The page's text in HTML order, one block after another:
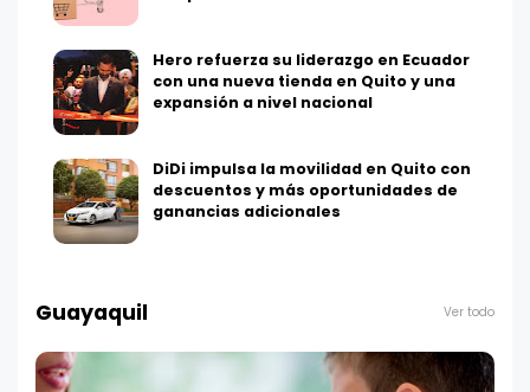
Hero refuerza su liderazgo en Ecuador
con una nueva tienda en Quito y una
expansión a nivel nacional
DiDi impulsa la movilidad en Quito con
descuentos y más oportunidades de
ganancias adicionales
Guayaquil Ver todo